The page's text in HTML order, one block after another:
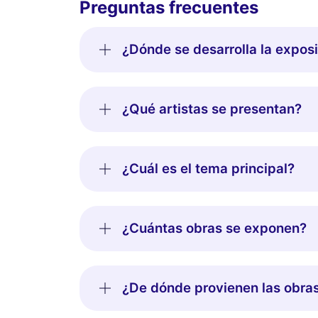
Preguntas frecuentes
¿Dónde se desarrolla la
¿Qué artistas se presentan?
¿Cuál es el tema principal?
¿Cuántas obras se exponen?
¿De dónde provienen las